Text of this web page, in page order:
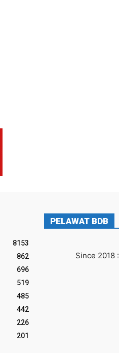
8153
862
696
519
485
442
226
201
PELAWAT BDB
Since 2018 :